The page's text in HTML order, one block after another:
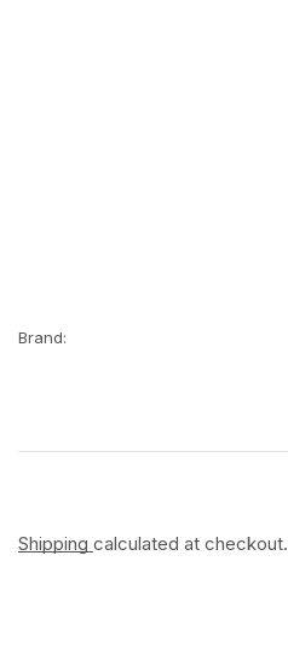
Brand:
Shipping calculated at checkout.